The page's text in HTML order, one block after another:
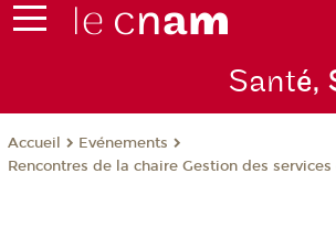
Santé,
Accueil
Evénements
Rencontres de la chaire Gestion des